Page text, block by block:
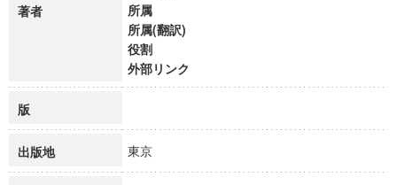
著者
所属
所属(翻訳)
役割
外部リンク
版
出版地 東京